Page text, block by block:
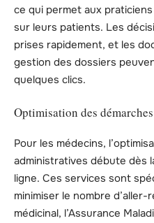
ce qui permet aux
sur leurs patients. Les
prises rapidement, et les
gestion des dossiers
quelques clics.
Optimisation des
Pour les médecins,
administratives débute dès
ligne. Ces services sont
minimiser le nombre
médicinal, l’Assurance